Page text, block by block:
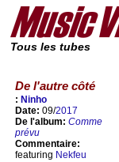
Tous les tubes
De l'autre côté
: Ninho
Date: 09/2017
De l'album: Comme
prévu
Commentaire:
featuring Nekfeu